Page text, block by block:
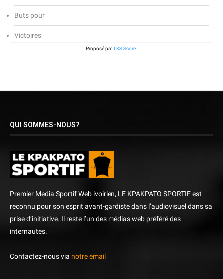
Buts pour
Victoires
Proposé par LKS Score
QUI SOMMES-NOUS?
Premier Media Sportif Web ivoirien, LE KPAKPATO SPORTIF est
reconnu pour son esprit avant-gardiste dans l’audiovisuel dans sa
prise d’initiative. Il reste l’un des médias web préféré des
internautes.
Contactez-nous via notre email